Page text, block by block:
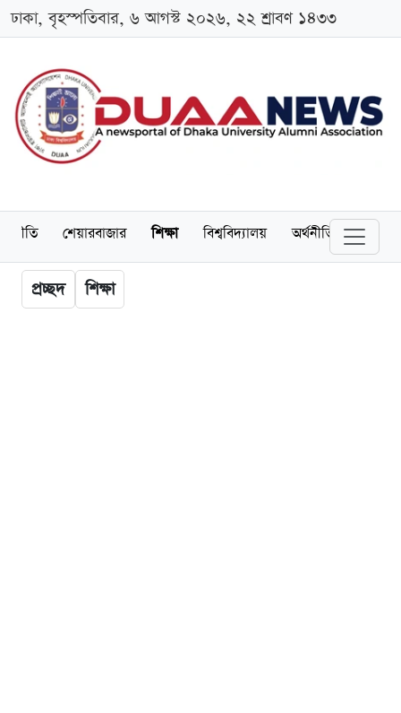
ঢাকা, বৃহস্পতিবার, ৬ আগস্ট ২০২৬, ২২ শ্রাবণ ১৪৩৩
শেয়ারবাজার শিক্ষা বিশ্ববিদ্যালয় অর্থনীতি
প্রচ্ছদ শিক্ষা